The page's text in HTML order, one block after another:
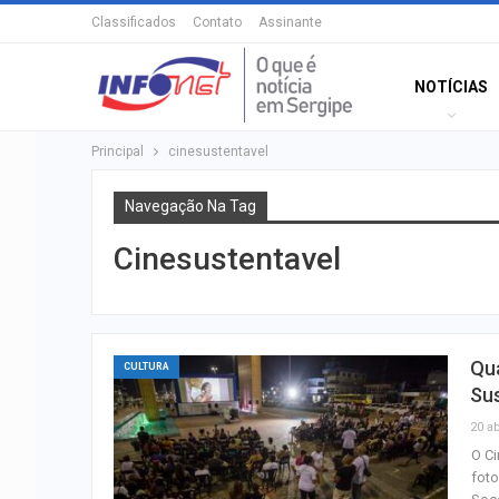
Classificados Contato Assinante
NOTÍCIAS
Principal cinesustentavel
Navegação Na Tag
Cinesustentavel
CULTURA
20
O